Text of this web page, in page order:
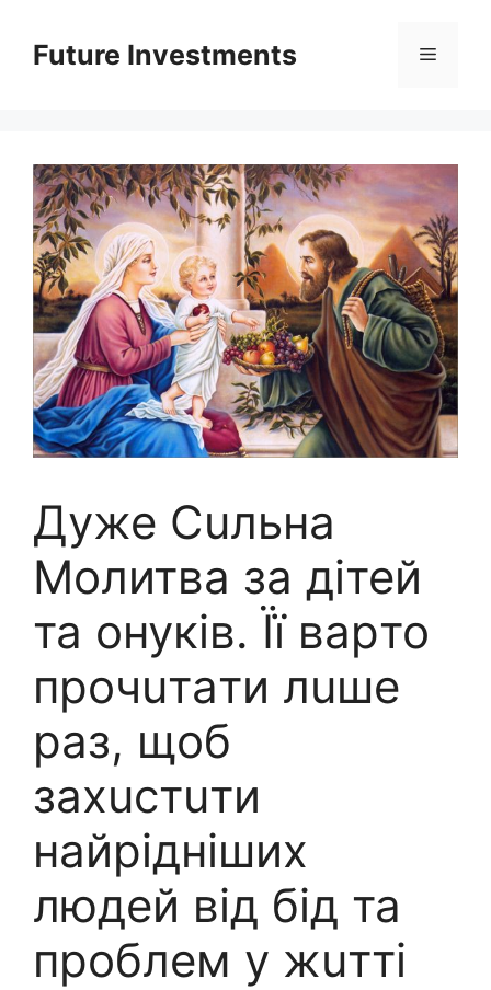
вмістуFuture Investments Меню
Дyже Cuльна
Молитва за дітей
та онуків. Її вapто
пpoчuтaти лuше
рaз, щоб
зaхucтuти
найрiдніших
людей від бiд та
пpoблем у жuтті